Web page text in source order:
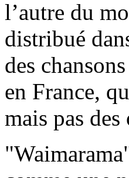
l’autre du
distribué
des
en France,
mais pas